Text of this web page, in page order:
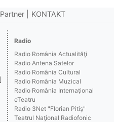
Partner KONTAKT
Radio
Radio România Actualităţi
Radio Antena Satelor
Radio România Cultural
Radio România Muzical
Radio România Internaţional
eTeatru
Radio 3Net "Florian Pitiş"
Teatrul Naţional Radiofonic